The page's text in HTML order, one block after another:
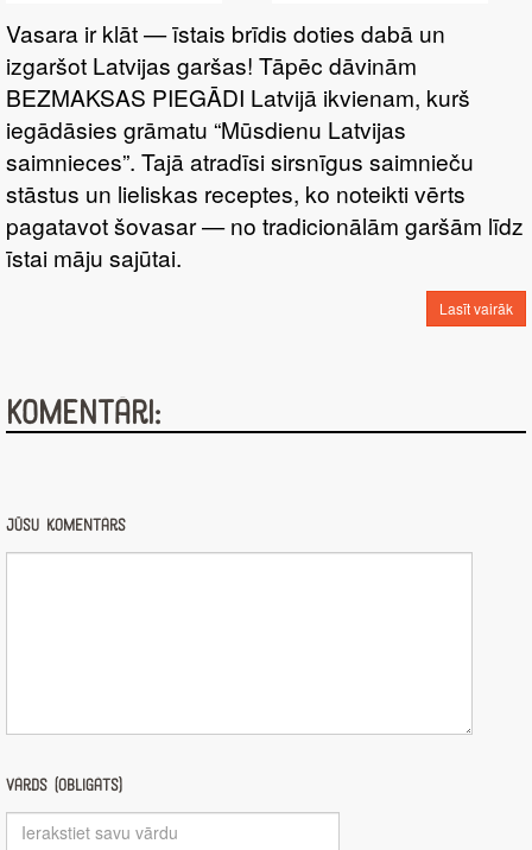
Vasara ir klāt — īstais brīdis doties dabā un
izgaršot Latvijas garšas! Tāpēc dāvinām
BEZMAKSAS PIEGĀDI Latvijā ikvienam, kurš
iegādāsies grāmatu “Mūsdienu Latvijas
saimnieces”. Tajā atradīsi sirsnīgus saimnieču
stāstus un lieliskas receptes, ko noteikti vērts
pagatavot šovasar — no tradicionālām garšām līdz
īstai māju sajūtai.
Lasīt vairāk
Komentāri:
Jūsu komentārs
Vārds (obligāts)